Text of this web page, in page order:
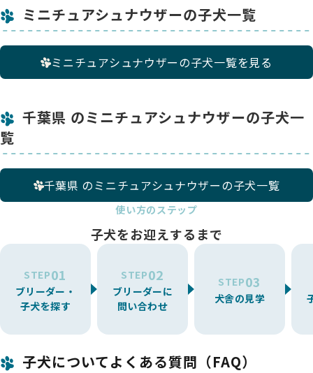
ミニチュアシュナウザーの子犬一覧
ミニチュアシュナウザーの子犬一覧を見る
千葉県 のミニチュアシュナウザーの子犬一
覧
千葉県 のミニチュアシュナウザーの子犬一覧
使い方のステップ
子犬をお迎えするまで
STEP01
ブリーダー・
子犬を探す
STEP02
ブリーダーに
問い合わせ
STEP03
犬舎の見学
子犬についてよくある質問（FAQ）